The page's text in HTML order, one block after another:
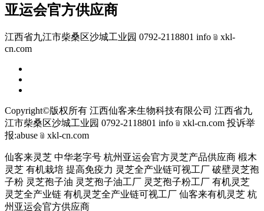
亚运会官方供应商
江西省九江市柴桑区沙城工业园 0792-2118801 info﹫xkl-
cn.com
Copyright©版权所有 江西仙客来生物科技有限公司 江西省九
江市柴桑区沙城工业园 0792-2118801 info﹫xkl-cn.com 投诉举
报:abuse﹫xkl-cn.com
仙客来灵芝 中华老字号 杭州亚运会官方灵芝产品供应商 椴木
灵芝 有机栽培 提高免疫力 灵芝全产业链可视工厂 破壁灵芝孢
子粉 灵芝孢子油 灵芝孢子油工厂 灵芝孢子粉工厂 有机灵芝
灵芝全产业链 有机灵芝全产业链可视工厂 仙客来有机灵芝 杭
州亚运会官方供应商